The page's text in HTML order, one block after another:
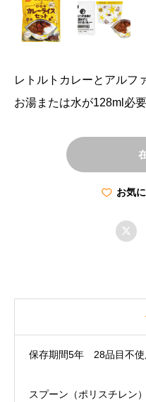
レトルトカレーとアルフ
お湯または水が128ml必要
お気

保存期間5年 28品目不使
スプーン（ポリスチレン